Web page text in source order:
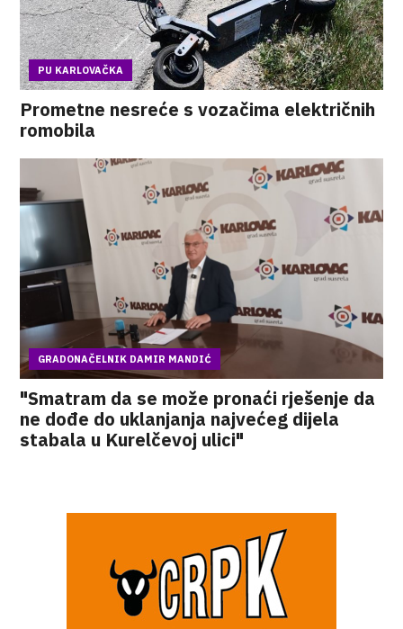
PU KARLOVAČKA
Prometne nesreće s vozačima električnih
romobila
GRADONAČELNIK DAMIR MANDIĆ
"Smatram da se može pronaći rješenje da
ne dođe do uklanjanja najvećeg dijela
stabala u Kurelčevoj ulici"